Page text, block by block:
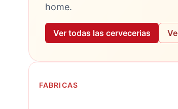
home.
Ver todas las cervecerias
FABRICAS